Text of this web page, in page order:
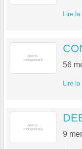
Lire la
56
Lire la
9